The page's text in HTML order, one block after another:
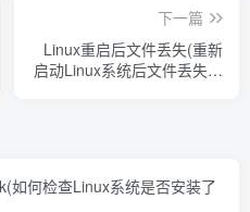
下一篇
Linux重启后文件丢失(重新
启动Linux系统后文件丢失如
如何检查Linux系统是否安装了